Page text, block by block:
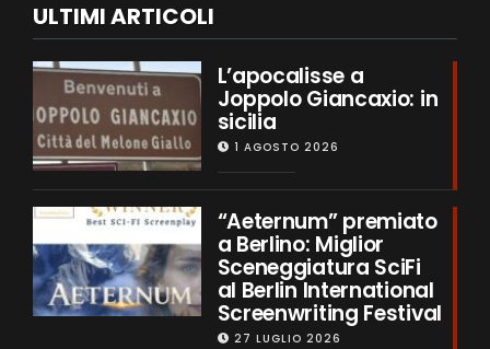
ULTIMI ARTICOLI
L’apocalisse a
Joppolo Giancaxio: in
sicilia
1 AGOSTO 2026
“Aeternum” premiato
a Berlino: Miglior
Sceneggiatura SciFi
al Berlin International
Screenwriting Festival
27 LUGLIO 2026